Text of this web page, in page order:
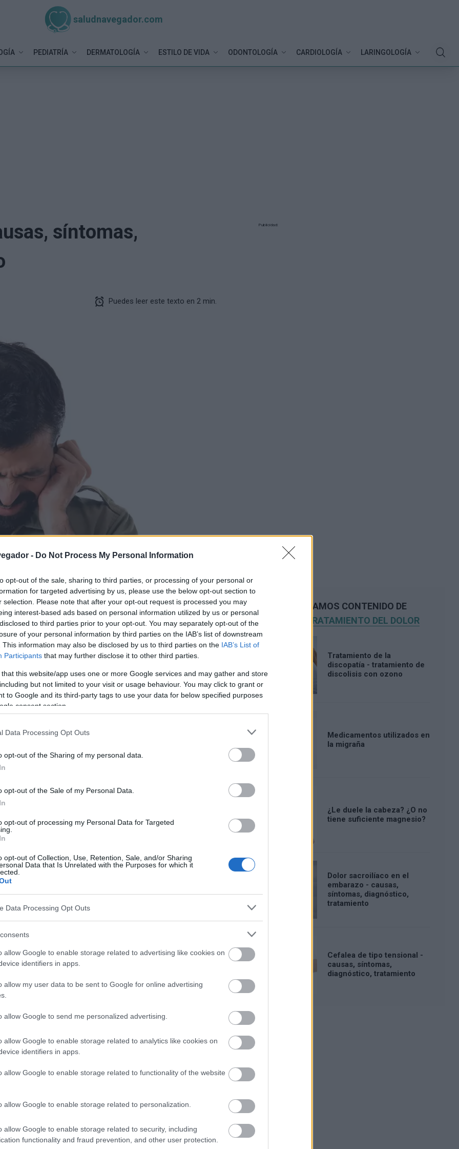
- Do Not Process My Personal Information
opt-out of the sale, sharing to third parties, or processing of your personal or
for targeted advertising by us, please use the below opt-out section to
selection. Please note that after your opt-out request is processed you may
interest-based ads based on personal information utilized by us or personal
to third parties prior to your opt-out. You may separately opt-out of the
of your personal information by third parties on the IAB’s list of downstream
This information may also be disclosed by us to third parties on the IAB’s List of
Participants that may further disclose it to other third parties.
that this website/app uses one or more Google services and may gather and store
but not limited to your visit or usage behaviour. You may click to grant or
to Google and its third-party tags to use your data for below specified purposes
consent section.
Data Processing Opt Outs
opt-out of the Sharing of my personal data.
opt-out of the Sale of my Personal Data.
opt-out of processing my Personal Data for Targeted
opt-out of Collection, Use, Retention, Sale, and/or Sharing
Data that Is Unrelated with the Purposes for which it
Data Processing Opt Outs
allow Google to enable storage related to advertising like cookies on
identifiers in apps.
allow my user data to be sent to Google for online advertising
allow Google to send me personalized advertising.
allow Google to enable storage related to analytics like cookies on
identifiers in apps.
allow Google to enable storage related to functionality of the website
allow Google to enable storage related to personalization.
allow Google to enable storage related to security, including
functionality and fraud prevention, and other user protection.
saludnavegador.com
PEDIATRÍA DERMATOLOGÍA ESTILO DE VIDA ODONTOLOGÍA CARDIOLOGÍA LARINGOLOGÍA
síntomas,
Puedes leer este texto en 2 min.
PantherMedia
a veces cefalea en racimos o cefalea
de cabeza más graves y, como han
puede dar lugar a comportamientos muy
Entre ellos, los más comunes son los ataques de
la pared o los intentos de suicidio.
más frecuente en el sexo masculino. Sin
en mujeres o niños pequeños. Se clasifica
está causado por ninguna enfermedad
las causas del síndrome de Horton.
se sabe que el consumo de alcohol puede
Las investigaciones también apuntan a
Síndrome de Horton
factor es responsable de su desarrollo. El
por los síntomas que aparecen en el paciente.
Horton son: - dolor de cabeza unilateral - dolor de
Publicidad:
RECOMENDAMOS CONTENIDO DE
CATEGORÍA
TRATAMIENTO DEL DOLOR
Tratamiento de la
discopatía - tratamiento de
discolisis con ozono
Medicamentos utilizados en
la migraña
¿Le duele la cabeza? ¿O no
tiene suficiente magnesio?
Dolor sacroilíaco en el
embarazo - causas,
síntomas, diagnóstico,
tratamiento
Cefalea de tipo tensional -
causas, síntomas,
diagnóstico, tratamiento
Publicidad: